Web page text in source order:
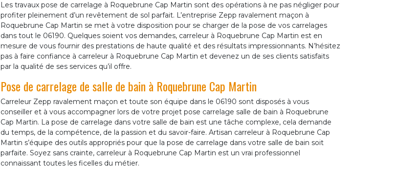
Les travaux pose de carrelage à Roquebrune Cap Martin sont des opérations à ne pas négliger pour
profiter pleinement d’un revêtement de sol parfait. L’entreprise Zepp ravalement maçon à
Roquebrune Cap Martin se met à votre disposition pour se charger de la pose de vos carrelages
dans tout le 06190. Quelques soient vos demandes, carreleur à Roquebrune Cap Martin est en
mesure de vous fournir des prestations de haute qualité et des résultats impressionnants. N’hésitez
pas à faire confiance à carreleur à Roquebrune Cap Martin et devenez un de ses clients satisfaits
par la qualité de ses services qu’il offre.
Pose de carrelage de salle de bain à Roquebrune Cap Martin
Carreleur Zepp ravalement maçon et toute son équipe dans le 06190 sont disposés à vous
conseiller et à vous accompagner lors de votre projet pose carrelage salle de bain à Roquebrune
Cap Martin. La pose de carrelage dans votre salle de bain est une tâche complexe, cela demande
du temps, de la compétence, de la passion et du savoir-faire. Artisan carreleur à Roquebrune Cap
Martin s’équipe des outils appropriés pour que la pose de carrelage dans votre salle de bain soit
parfaite. Soyez sans crainte, carreleur à Roquebrune Cap Martin est un vrai professionnel
connaissant toutes les ficelles du métier.